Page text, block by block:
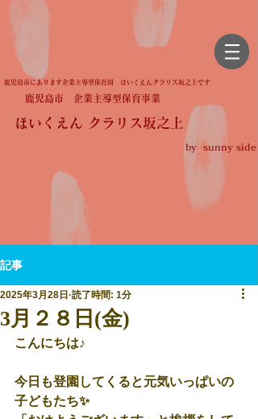
鹿児島市にあります企業主導型保育園 ほいくえんクラリス坂之上です
鹿児島市 企業主導型保育事業
ほいくえん クラリス坂之上
by sunny side
記事
3月２８日(金)
2025年3月28日 読了時間: 1分
こんにちは♪
今日も登園してくると元気いっぱいの
子どもたち✨